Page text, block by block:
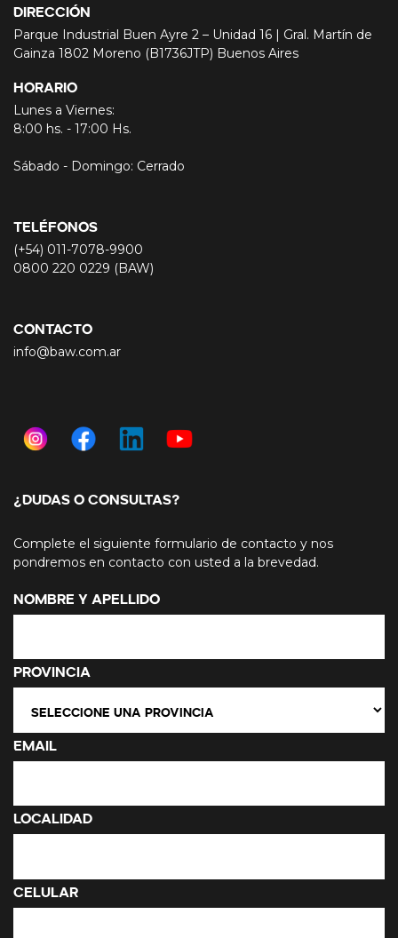
¿DUDAS O CONSULTAS?
Complete el siguiente formulario de contacto y nos
pondremos en contacto con usted a la brevedad.
Nombre y Apellido
Provincia
Email
Localidad
Celular
DIRECCIÓN
Parque Industrial Buen Ayre 2 – Unidad 16 | Gral. Martín de
Gainza 1802 Moreno (B1736JTP) Buenos Aires
HORARIO
Lunes a Viernes:
8:00 hs. - 17:00 Hs.
Sábado - Domingo: Cerrado
TELÉFONOS
(+54) 011-7078-9900
0800 220 0229 (BAW)
CONTACTO
info@baw.com.ar